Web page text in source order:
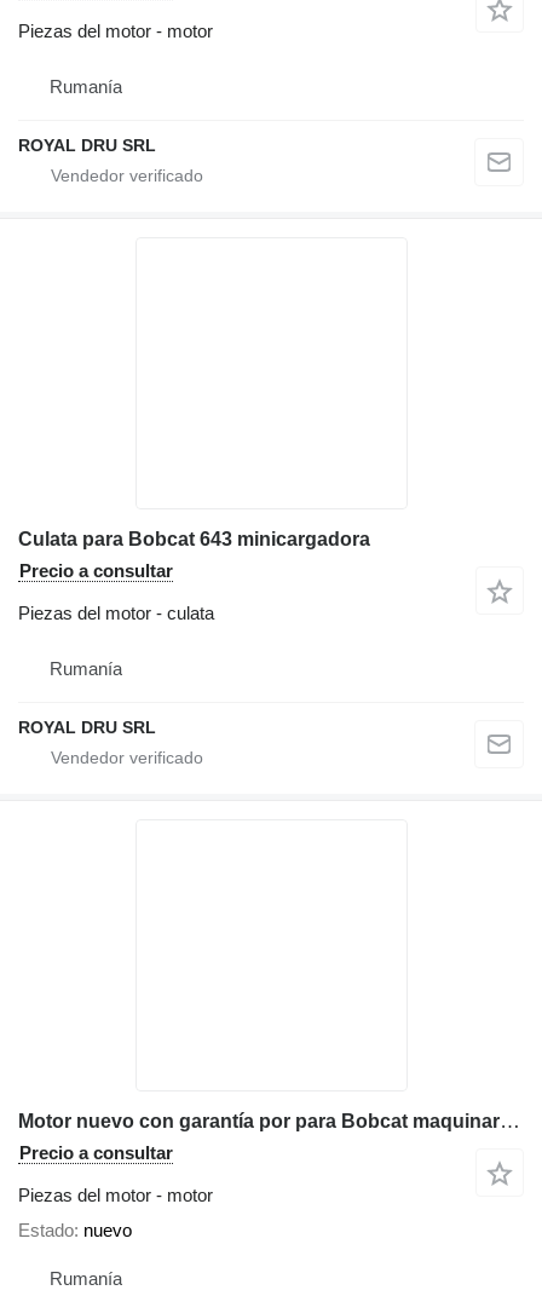
Piezas del motor - motor
Rumanía
ROYAL DRU SRL
Culata para Bobcat 643 minicargadora
Precio a consultar
Piezas del motor - culata
Rumanía
ROYAL DRU SRL
Motor nuevo con garantía por para Bobcat maquinaria de construcción
Precio a consultar
Piezas del motor - motor
Estado nuevo
Rumanía